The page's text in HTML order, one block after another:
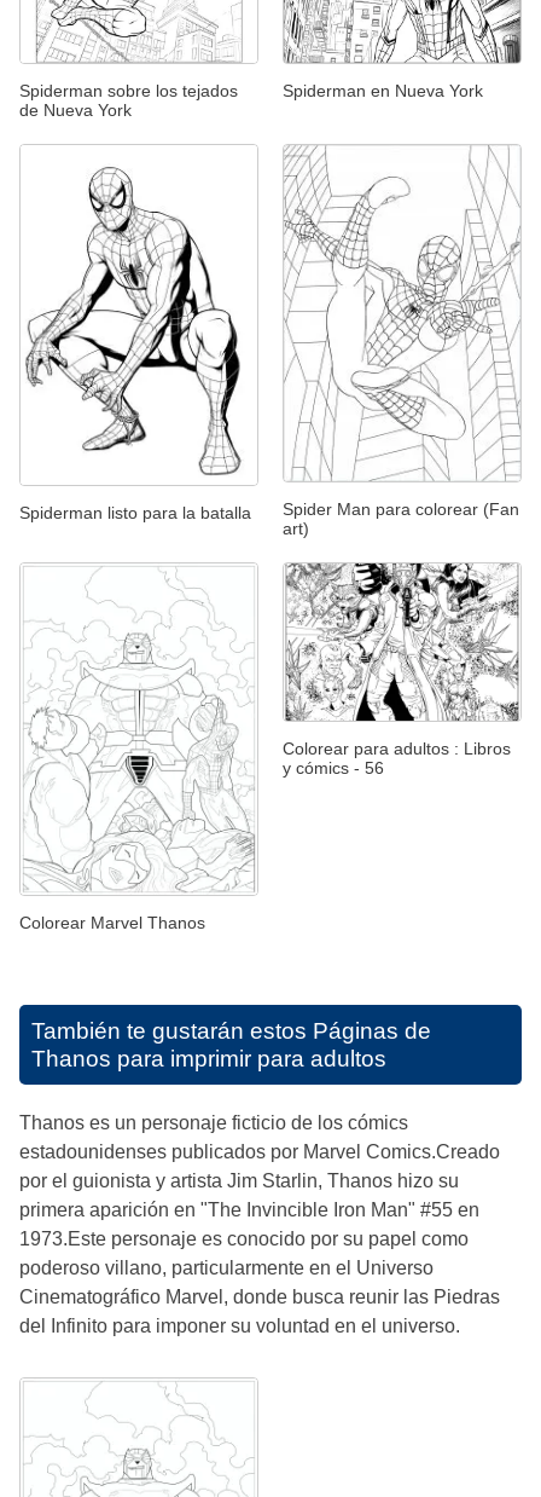
Spiderman sobre los tejados
de Nueva York
Spiderman en Nueva York
Spiderman listo para la batalla
Spider Man para colorear (Fan
art)
Colorear Marvel Thanos
Colorear para adultos : Libros
y cómics - 56
También te gustarán estos Páginas de
Thanos para imprimir para adultos
Thanos es un personaje ficticio de los cómics
estadounidenses publicados por Marvel Comics.Creado
por el guionista y artista Jim Starlin, Thanos hizo su
primera aparición en "The Invincible Iron Man" #55 en
1973.Este personaje es conocido por su papel como
poderoso villano, particularmente en el Universo
Cinematográfico Marvel, donde busca reunir las Piedras
del Infinito para imponer su voluntad en el universo.